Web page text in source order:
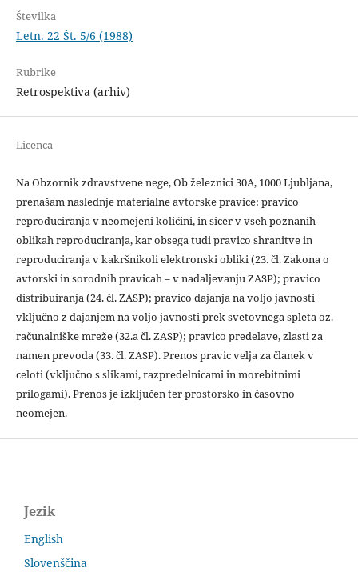
Številka
Letn. 22 Št. 5/6 (1988)
Rubrike
Retrospektiva (arhiv)
Licenca
Na Obzornik zdravstvene nege, Ob železnici 30A, 1000 Ljubljana,
prenašam naslednje materialne avtorske pravice: pravico
reproduciranja v neomejeni količini, in sicer v vseh poznanih
oblikah reproduciranja, kar obsega tudi pravico shranitve in
reproduciranja v kakršnikoli elektronski obliki (23. čl. Zakona o
avtorski in sorodnih pravicah – v nadaljevanju ZASP); pravico
distribuiranja (24. čl. ZASP); pravico dajanja na voljo javnosti
vključno z dajanjem na voljo javnosti prek svetovnega spleta oz.
računalniške mreže (32.a čl. ZASP); pravico predelave, zlasti za
namen prevoda (33. čl. ZASP). Prenos pravic velja za članek v
celoti (vključno s slikami, razpredelnicami in morebitnimi
prilogami). Prenos je izključen ter prostorsko in časovno
neomejen.
Jezik
English
Slovenščina